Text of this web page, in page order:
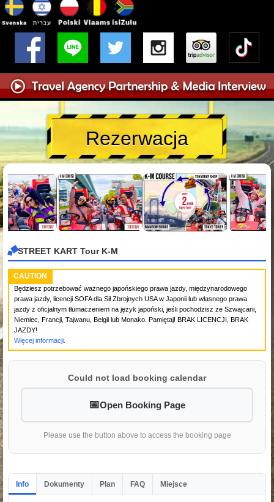
Rezerwacja
STREET KART Tour K-M
CAUTION
Będziesz potrzebować ważnego japońskiego prawa jazdy, międzynarodowego
prawa jazdy, licencji SOFA dla Sił Zbrojnych USA w Japonii lub własnego prawa
jazdy z oficjalnym tłumaczeniem na język japoński, jeśli pochodzisz ze Szwajcarii,
Niemiec, Francji, Tajwanu, Belgii lub Monako. Pamiętaj! BRAK LICENCJI, BRAK
JAZDY!
Więcej informacji.
Could not load booking calendar
Open Booking Page
Please use the button above to access the booking page
Info Dokumenty Plan FAQ Miejsce